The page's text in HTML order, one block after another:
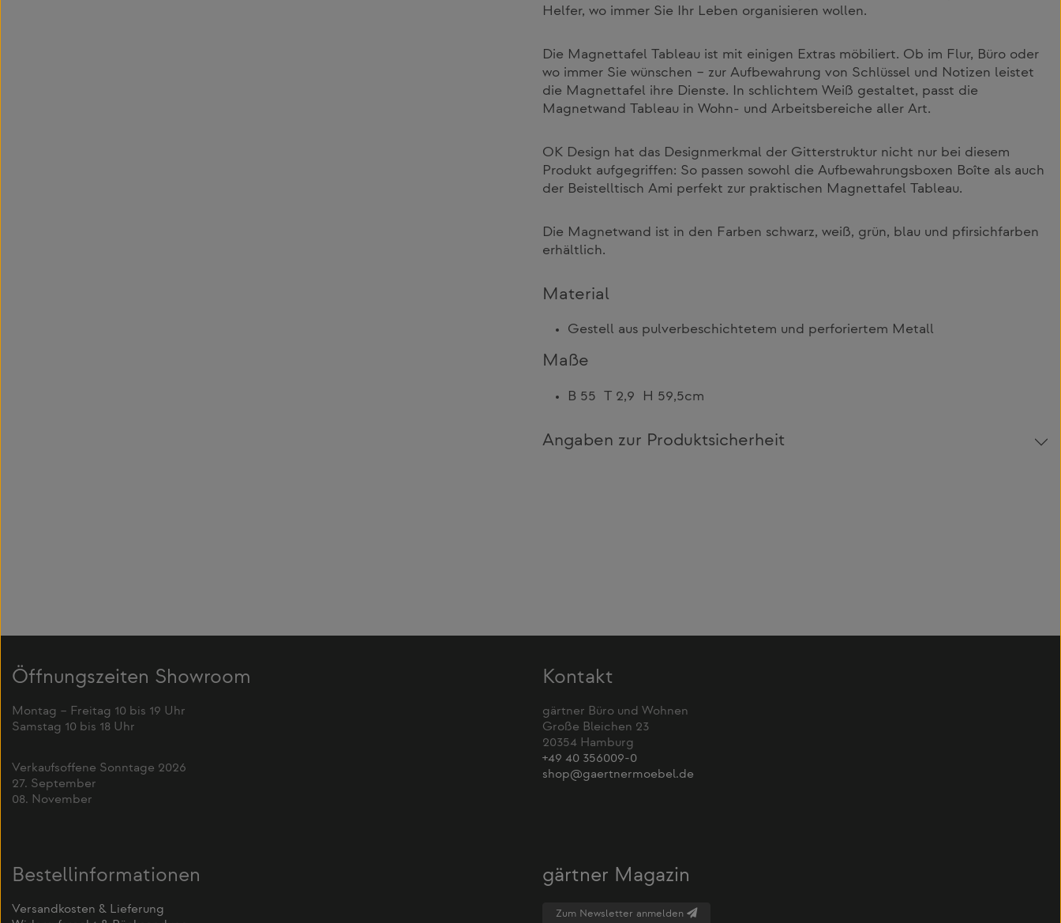
Helfer, wo immer Sie Ihr Leben organisieren wollen.
Die Magnettafel Tableau ist mit einigen Extras möbiliert. Ob im Flur, Büro oder
wo immer Sie wünschen – zur Aufbewahrung von Schlüssel und Notizen leistet
die Magnettafel ihre Dienste. In schlichtem Weiß gestaltet, passt die
Magnetwand Tableau in Wohn- und Arbeitsbereiche aller Art.
OK Design hat das Designmerkmal der Gitterstruktur nicht nur bei diesem
Produkt aufgegriffen: So passen sowohl die Aufbewahrungsboxen Boîte als auch
der Beistelltisch Ami perfekt zur praktischen Magnettafel Tableau.
Die Magnetwand ist in den Farben schwarz, weiß, grün, blau und pfirsichfarben
erhältlich.
Material
Gestell aus pulverbeschichtetem und perforiertem Metall
Maße
B 55 T 2,9 H 59,5cm
Angaben zur Produktsicherheit
Öffnungszeiten Showroom
Montag – Freitag 10 bis 19 Uhr
Samstag 10 bis 18 Uhr
Verkaufsoffene Sonntage 2026
27. September
08. November
Kontakt
gärtner Büro und Wohnen
Große Bleichen 23
20354 Hamburg
+49 40 356009-0
shop@gaertnermoebel.de
Bestellinformationen
Versandkosten & Lieferung
gärtner Magazin
Zum Newsletter anmelden